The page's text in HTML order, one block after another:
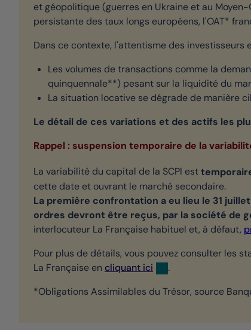
et géopolitique (guerres en Ukraine et au
persistante des taux longs européens, l'OAT*
Dans ce contexte, l'attentisme des investisseurs
Les volumes de transactions comme la
quinquennale**) pesant sur la liquidité du
La situation locative se dégrade de manière
Le détail de ces variations et des actifs les
Rappel : suspension temporaire de la
La variabilité du capital de la SCPI est
cette date et ouvrant le marché secondaire.
La première confrontation a eu lieu le 31
ordres devront être reçus, par la société de
interlocuteur La Française habituel et, à défaut,
Pour plus de détails, vous pouvez consulter les
La Française en cliquant ici
.
*Obligations Assimilables du Trésor, source